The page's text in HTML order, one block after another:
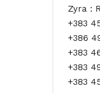
Zyra :
+383
+386
+383
+383
+383